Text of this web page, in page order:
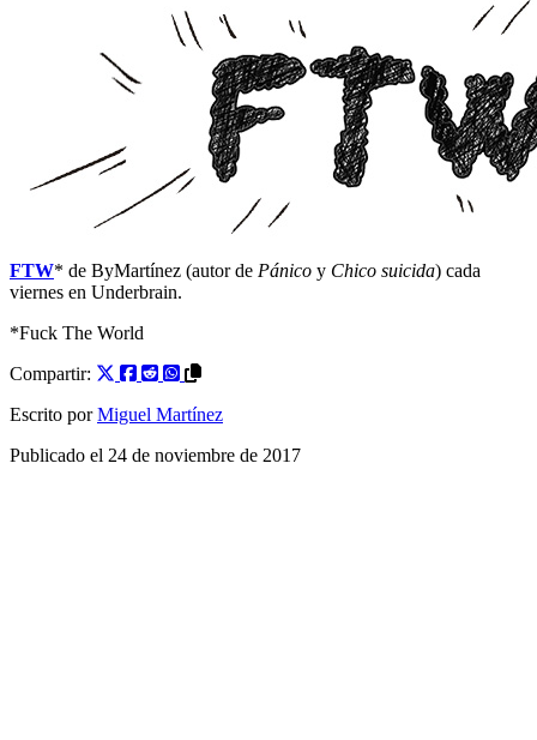
FTW* de ByMartínez (autor de Pánico y Chico suicida) cada
viernes en Underbrain.
*Fuck The World
Compartir:
Escrito por Miguel Martínez
Publicado el 24 de noviembre de 2017